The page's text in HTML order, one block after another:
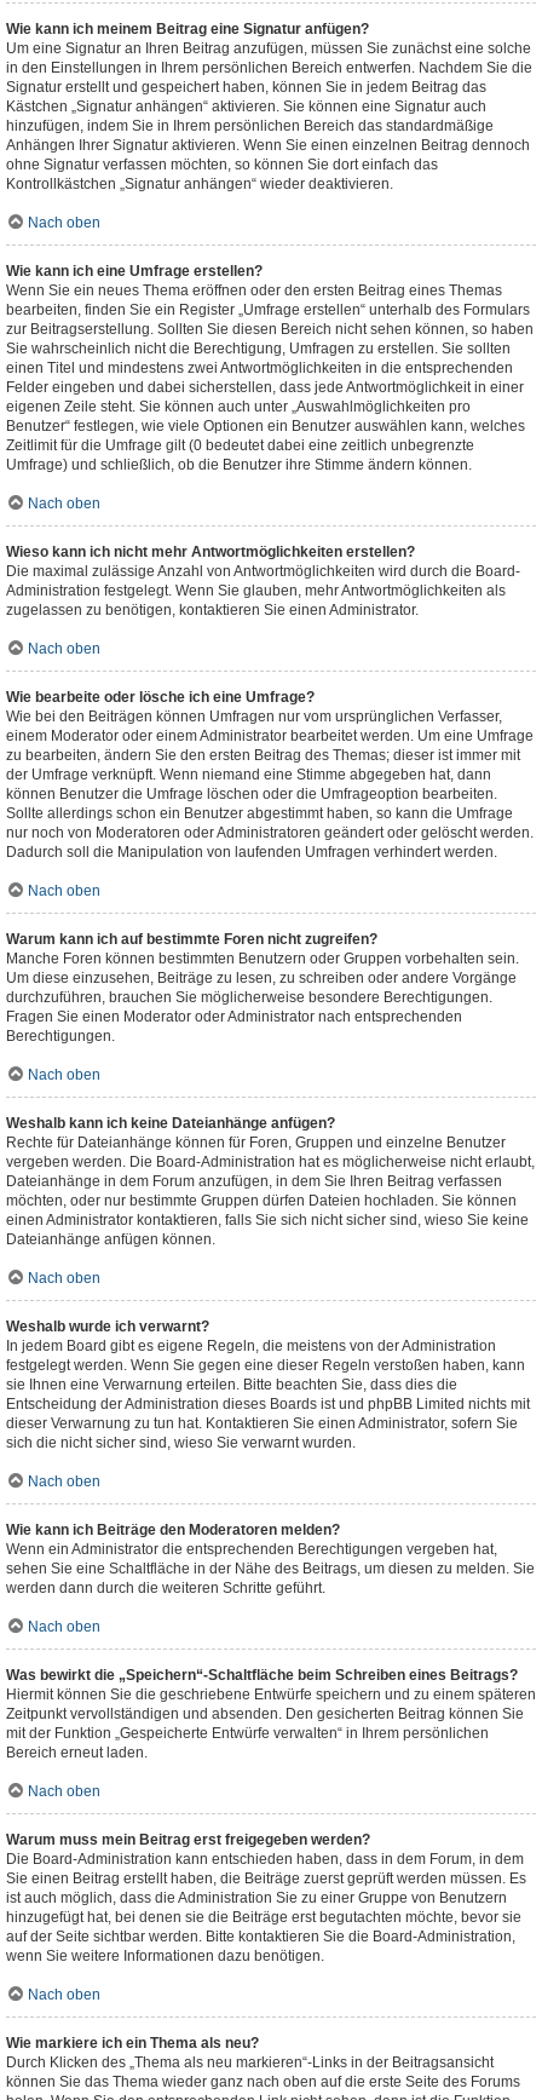
Wie kann ich meinem Beitrag eine Signatur anfügen?
Um eine Signatur an Ihren Beitrag anzufügen, müssen Sie zunächst eine solche
in den Einstellungen in Ihrem persönlichen Bereich entwerfen. Nachdem Sie die
Signatur erstellt und gespeichert haben, können Sie in jedem Beitrag das
Kästchen „Signatur anhängen“ aktivieren. Sie können eine Signatur auch
hinzufügen, indem Sie in Ihrem persönlichen Bereich das standardmäßige
Anhängen Ihrer Signatur aktivieren. Wenn Sie einen einzelnen Beitrag dennoch
ohne Signatur verfassen möchten, so können Sie dort einfach das
Kontrollkästchen „Signatur anhängen“ wieder deaktivieren.
Nach oben
Wie kann ich eine Umfrage erstellen?
Wenn Sie ein neues Thema eröffnen oder den ersten Beitrag eines Themas
bearbeiten, finden Sie ein Register „Umfrage erstellen“ unterhalb des Formulars
zur Beitragserstellung. Sollten Sie diesen Bereich nicht sehen können, so haben
Sie wahrscheinlich nicht die Berechtigung, Umfragen zu erstellen. Sie sollten
einen Titel und mindestens zwei Antwortmöglichkeiten in die entsprechenden
Felder eingeben und dabei sicherstellen, dass jede Antwortmöglichkeit in einer
eigenen Zeile steht. Sie können auch unter „Auswahlmöglichkeiten pro
Benutzer“ festlegen, wie viele Optionen ein Benutzer auswählen kann, welches
Zeitlimit für die Umfrage gilt (0 bedeutet dabei eine zeitlich unbegrenzte
Umfrage) und schließlich, ob die Benutzer ihre Stimme ändern können.
Nach oben
Wieso kann ich nicht mehr Antwortmöglichkeiten erstellen?
Die maximal zulässige Anzahl von Antwortmöglichkeiten wird durch die Board-
Administration festgelegt. Wenn Sie glauben, mehr Antwortmöglichkeiten als
zugelassen zu benötigen, kontaktieren Sie einen Administrator.
Nach oben
Wie bearbeite oder lösche ich eine Umfrage?
Wie bei den Beiträgen können Umfragen nur vom ursprünglichen Verfasser,
einem Moderator oder einem Administrator bearbeitet werden. Um eine Umfrage
zu bearbeiten, ändern Sie den ersten Beitrag des Themas; dieser ist immer mit
der Umfrage verknüpft. Wenn niemand eine Stimme abgegeben hat, dann
können Benutzer die Umfrage löschen oder die Umfrageoption bearbeiten.
Sollte allerdings schon ein Benutzer abgestimmt haben, so kann die Umfrage
nur noch von Moderatoren oder Administratoren geändert oder gelöscht werden.
Dadurch soll die Manipulation von laufenden Umfragen verhindert werden.
Nach oben
Warum kann ich auf bestimmte Foren nicht zugreifen?
Manche Foren können bestimmten Benutzern oder Gruppen vorbehalten sein.
Um diese einzusehen, Beiträge zu lesen, zu schreiben oder andere Vorgänge
durchzuführen, brauchen Sie möglicherweise besondere Berechtigungen.
Fragen Sie einen Moderator oder Administrator nach entsprechenden
Berechtigungen.
Nach oben
Weshalb kann ich keine Dateianhänge anfügen?
Rechte für Dateianhänge können für Foren, Gruppen und einzelne Benutzer
vergeben werden. Die Board-Administration hat es möglicherweise nicht erlaubt,
Dateianhänge in dem Forum anzufügen, in dem Sie Ihren Beitrag verfassen
möchten, oder nur bestimmte Gruppen dürfen Dateien hochladen. Sie können
einen Administrator kontaktieren, falls Sie sich nicht sicher sind, wieso Sie keine
Dateianhänge anfügen können.
Nach oben
Weshalb wurde ich verwarnt?
In jedem Board gibt es eigene Regeln, die meistens von der Administration
festgelegt werden. Wenn Sie gegen eine dieser Regeln verstoßen haben, kann
sie Ihnen eine Verwarnung erteilen. Bitte beachten Sie, dass dies die
Entscheidung der Administration dieses Boards ist und phpBB Limited nichts mit
dieser Verwarnung zu tun hat. Kontaktieren Sie einen Administrator, sofern Sie
sich die nicht sicher sind, wieso Sie verwarnt wurden.
Nach oben
Wie kann ich Beiträge den Moderatoren melden?
Wenn ein Administrator die entsprechenden Berechtigungen vergeben hat,
sehen Sie eine Schaltfläche in der Nähe des Beitrags, um diesen zu melden. Sie
werden dann durch die weiteren Schritte geführt.
Nach oben
Was bewirkt die „Speichern“-Schaltfläche beim Schreiben eines Beitrags?
Hiermit können Sie die geschriebene Entwürfe speichern und zu einem späteren
Zeitpunkt vervollständigen und absenden. Den gesicherten Beitrag können Sie
mit der Funktion „Gespeicherte Entwürfe verwalten“ in Ihrem persönlichen
Bereich erneut laden.
Nach oben
Warum muss mein Beitrag erst freigegeben werden?
Die Board-Administration kann entschieden haben, dass in dem Forum, in dem
Sie einen Beitrag erstellt haben, die Beiträge zuerst geprüft werden müssen. Es
ist auch möglich, dass die Administration Sie zu einer Gruppe von Benutzern
hinzugefügt hat, bei denen sie die Beiträge erst begutachten möchte, bevor sie
auf der Seite sichtbar werden. Bitte kontaktieren Sie die Board-Administration,
wenn Sie weitere Informationen dazu benötigen.
Nach oben
Wie markiere ich ein Thema als neu?
Durch Klicken des „Thema als neu markieren“-Links in der Beitragsansicht
können Sie das Thema wieder ganz nach oben auf die erste Seite des Forums